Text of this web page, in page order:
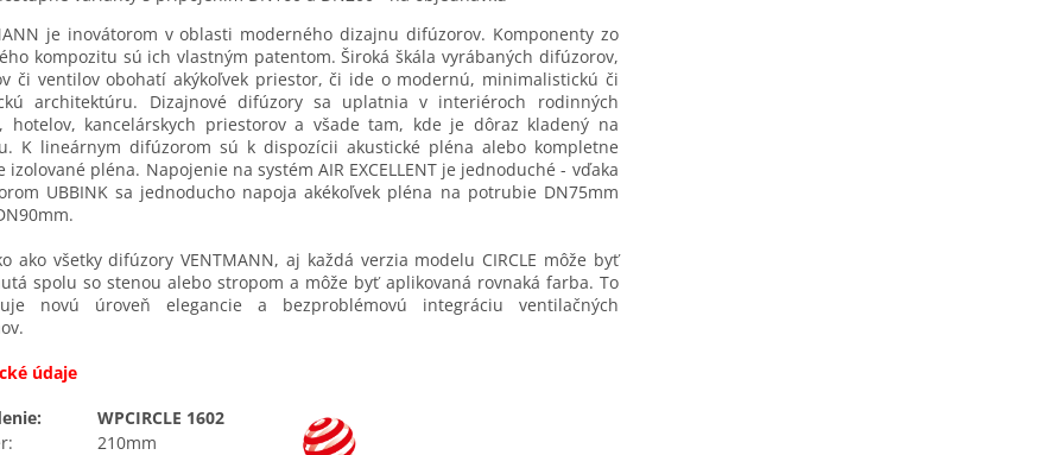
je inovátorom v oblasti moderného dizajnu difúzorov. Komponenty zo
kompozitu sú ich vlastným patentom. Široká škála vyrábaných difúzorov,
či ventilov obohatí akýkoľvek priestor, či ide o modernú, minimalistickú či
architektúru. Dizajnové difúzory sa uplatnia v interiéroch rodinných
hotelov, kancelárskych priestorov a všade tam, kde je dôraz kladený na
K lineárnym difúzorom sú k dispozícii akustické pléna alebo kompletne
izolované pléna. Napojenie na systém AIR EXCELLENT je jednoduché - vďaka
UBBINK sa jednoducho napoja akékoľvek pléna na potrubie DN75mm
ako všetky difúzory VENTMANN, aj každá verzia modelu CIRCLE môže byť
spolu so stenou alebo stropom a môže byť aplikovaná rovnaká farba. To
novú úroveň elegancie a bezproblémovú integráciu ventilačných
údaje
WPCIRCLE 1602
210mm